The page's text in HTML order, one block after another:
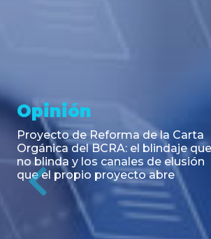
Noticia
RESOLUCIÓN 271/2026 de la
SECRETARIA DE COORDINACIÓN
DE PRODUCCIÓN: Actualización y
unificación de las advertencias
obligatorias en la publicidad de
juegos y apuestas en...
Previous